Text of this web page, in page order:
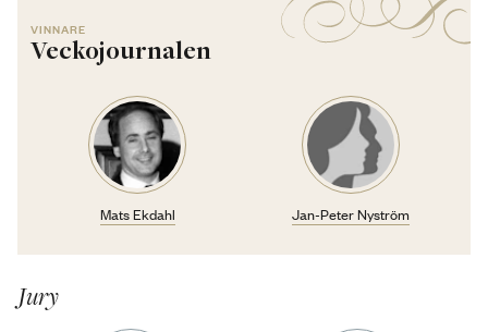
VINNARE
Veckojournalen
Mats Ekdahl Jan-Peter Nyström
Jury